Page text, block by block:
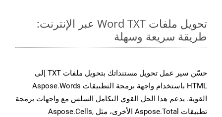
تحويل ملفات Word TXT عبر الإنترنت:
طريقة سريعة وسهلة
حسّن سير عمل تحويل مستنداتك بتحويل ملفات TXT إلى
HTML باستخدام واجهة برمجة التطبيقات Aspose.Words
القوية. يدعم هذا الحل القوي التكامل السلس مع واجهات برمجة
تطبيقات Aspose.Total الأخرى، مثل Aspose.Cells,